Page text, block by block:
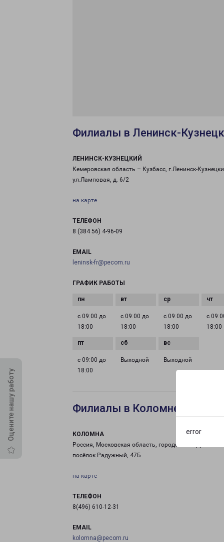
error
Оцените нашу работу
Филиалы в Ленинск-
ЛЕНИНСК-КУЗНЕЦКИЙ
Кемеровская область – Кузбасс, г.Ленинск-
ул.Ламповая, д. 6/2
на карте
ТЕЛЕФОН
8 (384 56) 4-96-09
EMAIL
leninsk-fr@pecom.ru
ГРАФИК РАБОТЫ
с 09:00 до
18:00
с 09:00 до
18:00
с 09:00 до
18:00
с
18:00
с 09:00 до
18:00
Выходной Выходной
Филиалы в Коломне
КОЛОМНА
Россия, Московская область, городской округ
посёлок Радужный, 47Б
на карте
ТЕЛЕФОН
8(496) 610-12-31
EMAIL
kolomna@pecom.ru